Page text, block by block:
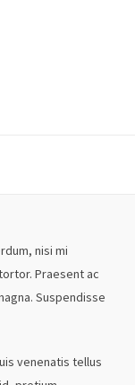
nisi mi
Praesent ac
Suspendisse
venenatis tellus